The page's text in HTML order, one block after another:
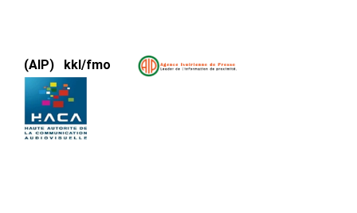
(AIP) kkl/fmo